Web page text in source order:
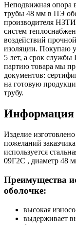
Неподвижная опора
трубы 48 мм в ПЭ
производителя
систем
воздействий
изоляции. Покупаю у
5 лет, а срок
партию товара мы
документов:
на готовую
трубу.
Информация
Изделие
пожеланий
используется
09Г2С , диаметр 48
Преимущества
оболочке:
высокая
выдерживает